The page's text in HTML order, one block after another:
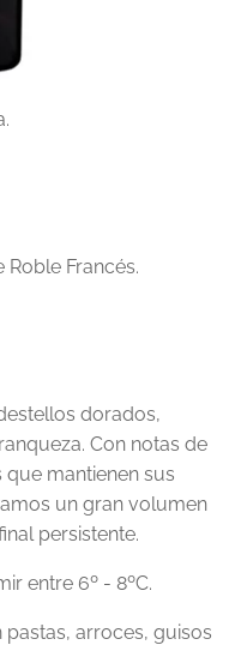
Roble Francés.
dorados,
Con notas de
mantienen sus
un gran volumen
persistente.
entre 6º - 8ºC.
pastas, arroces, guisos